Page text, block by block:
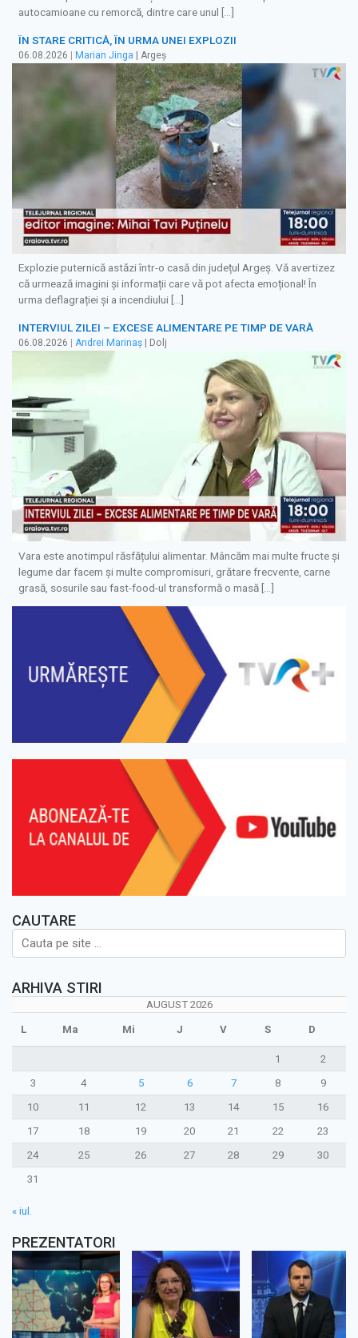
autocamioane cu remorcă, dintre care unul […]
ÎN STARE CRITICĂ, ÎN URMA UNEI EXPLOZII
06.08.2026 | Marian Jinga | Argeș
Explozie puternică astăzi într-o casă din județul Argeș. Vă avertizez
că urmează imagini și informații care vă pot afecta emoțional! În
urma deflagrației și a incendiului […]
INTERVIUL ZILEI – EXCESE ALIMENTARE PE TIMP DE VARĂ
06.08.2026 Andrei Marinaș | Dolj
Vara este anotimpul răsfățului alimentar. Mâncăm mai multe fructe și
legume dar facem și multe compromisuri, grătare frecvente, carne
grasă, sosurile sau fast-food-ul transformă o masă […]
CAUTARE
ARHIVA STIRI
AUGUST 2026
L Ma Mi J V S D
1
2
3
4 5 6 7 8
9
10
11 12 13 14 15
16
17
18 19 20 21 22
23
24
25 26 27 28 29
30
31
« iul.
PREZENTATORI